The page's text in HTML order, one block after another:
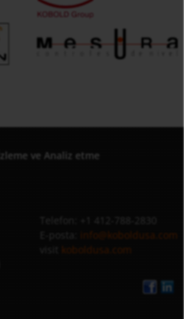
ve Analiz etme
info@koboldusa.com
koboldusa.com